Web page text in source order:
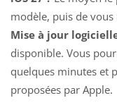
modèle, puis de
Mise à jour
disponible. Vous
quelques minutes et
proposées par Apple.